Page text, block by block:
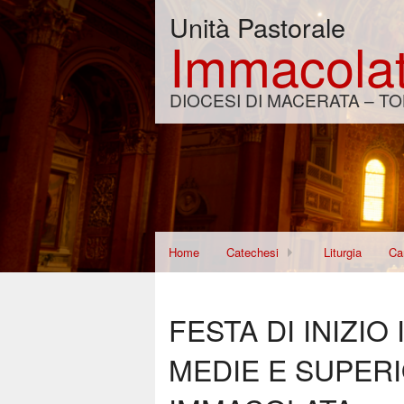
Unità Pastorale
DIOCESI DI MACERATA –
Home Catechesi Liturgia
FESTA DI INIZIO
MEDIE E